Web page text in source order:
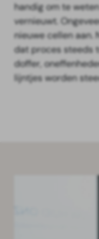
handig om te
vernieuwt.
nieuwe cellen aan.
dat proces steeds
doffer,
lijntjes worden